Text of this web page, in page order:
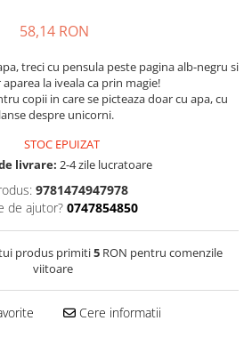
58,14 RON
treci cu pensula peste pagina alb-negru si
la iveala ca prin magie!
copii in care se picteaza doar cu apa, cu
despre unicorni.
STOC EPUIZAT
livrare: 2-4 zile lucratoare
9781474947978
de ajutor? 0747854850
produs primiti5RON pentru comenzile
viitoare
Cere informatii